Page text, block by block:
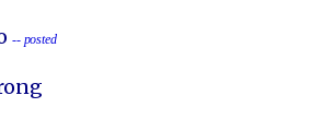
-- posted